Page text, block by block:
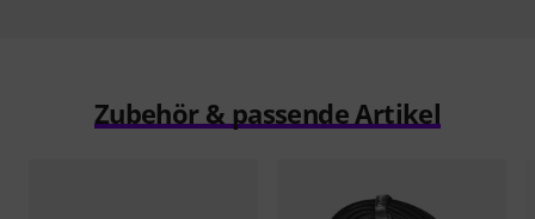
Zubehör & passende Artikel